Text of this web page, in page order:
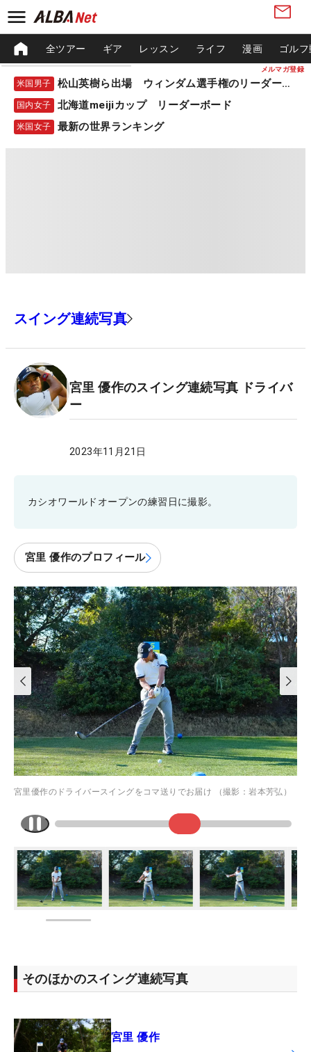
メルマガ登録
全ツアー ギア レッスン ライフ 漫画 ゴル
米国男子 松山英樹ら出場 ウィンダム選手権のリーダーボード
国内女子 北海道meijiカップ リーダーボード
米国女子 最新の世界ランキング
スイング連続写真
宮里 優作のスイング連続写真 ドライバ
ー
2023年11月21日
カシオワールドオープンの練習日に撮影。
宮里 優作のプロフィール
宮里優作のドライバースイングをコマ送りでお届け （撮影：岩本芳弘）
そのほかのスイング連続写真
宮里 優作